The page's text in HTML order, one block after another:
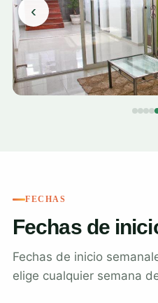
‹
FECHAS
Fechas de
Fechas de inicio
elige cualquier semana